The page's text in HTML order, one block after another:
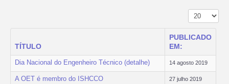
Mostrar n.º
TÍTULO
PUBLICADO
EM:
Dia Nacional do Engenheiro Técnico (detalhe) 14 agosto 2019
A OET é membro do ISHCCO 27 julho 2019